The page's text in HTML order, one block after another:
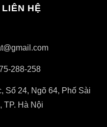
HỆ
288-258
Số 24, Ngõ 64, Phố Sài
TP. Hà Nội